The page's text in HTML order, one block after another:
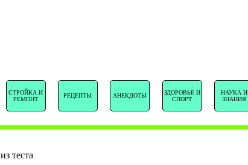
СТРОЙКА И
РЕМОНТ
РЕЦЕПТЫ АНЕКДОТЫ
ЗДОРОВЬЕ И
СПОРТ
НАУКА И
ЗНАНИЯ
теста